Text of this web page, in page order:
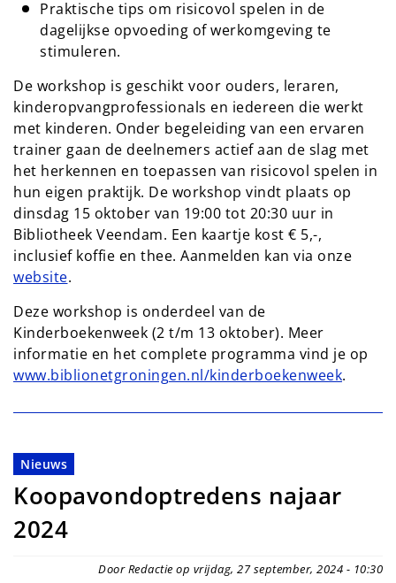
Praktische tips om risicovol spelen in de
dagelijkse opvoeding of werkomgeving te
stimuleren.
De workshop is geschikt voor ouders, leraren,
kinderopvangprofessionals en iedereen die werkt
met kinderen. Onder begeleiding van een ervaren
trainer gaan de deelnemers actief aan de slag met
het herkennen en toepassen van risicovol spelen in
hun eigen praktijk. De workshop vindt plaats op
dinsdag 15 oktober van 19:00 tot 20:30 uur in
Bibliotheek Veendam. Een kaartje kost € 5,-,
inclusief koffie en thee. Aanmelden kan via onze
website.
Deze workshop is onderdeel van de
Kinderboekenweek (2 t/m 13 oktober). Meer
informatie en het complete programma vind je op
www.biblionetgroningen.nl/kinderboekenweek.
Nieuws
Koopavondoptredens najaar
2024
Door Redactie op vrijdag, 27 september, 2024 - 10:30